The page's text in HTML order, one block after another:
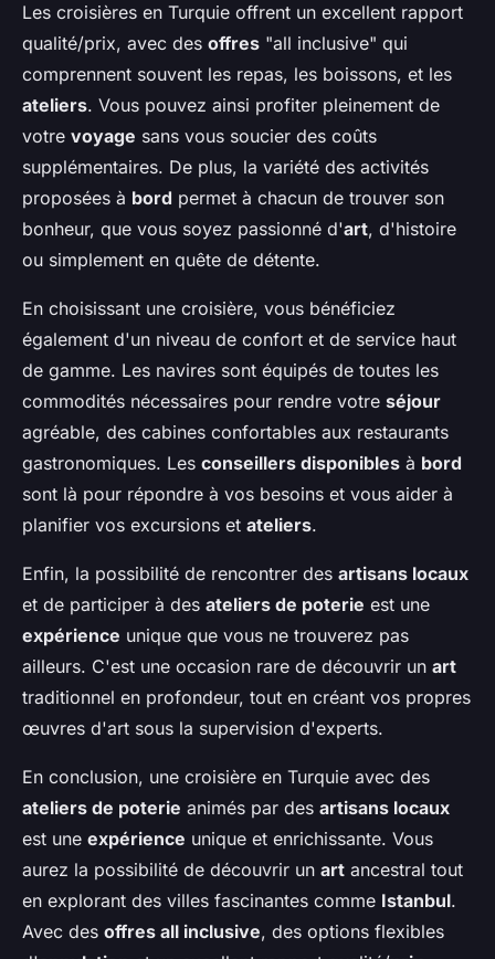
Les croisières en Turquie offrent un excellent rapport
qualité/prix, avec des offres "all inclusive" qui
comprennent souvent les repas, les boissons, et les
ateliers. Vous pouvez ainsi profiter pleinement de
votre voyage sans vous soucier des coûts
supplémentaires. De plus, la variété des activités
proposées à bord permet à chacun de trouver son
bonheur, que vous soyez passionné d'art, d'histoire
ou simplement en quête de détente.
En choisissant une croisière, vous bénéficiez
également d'un niveau de confort et de service haut
de gamme. Les navires sont équipés de toutes les
commodités nécessaires pour rendre votre séjour
agréable, des cabines confortables aux restaurants
gastronomiques. Les conseillers disponibles à bord
sont là pour répondre à vos besoins et vous aider à
planifier vos excursions et ateliers.
Enfin, la possibilité de rencontrer des artisans locaux
et de participer à des ateliers de poterie est une
expérience unique que vous ne trouverez pas
ailleurs. C'est une occasion rare de découvrir un art
traditionnel en profondeur, tout en créant vos propres
œuvres d'art sous la supervision d'experts.
En conclusion, une croisière en Turquie avec des
ateliers de poterie animés par des artisans locaux
est une expérience unique et enrichissante. Vous
aurez la possibilité de découvrir un art ancestral tout
en explorant des villes fascinantes comme Istanbul.
Avec des offres all inclusive, des options flexibles